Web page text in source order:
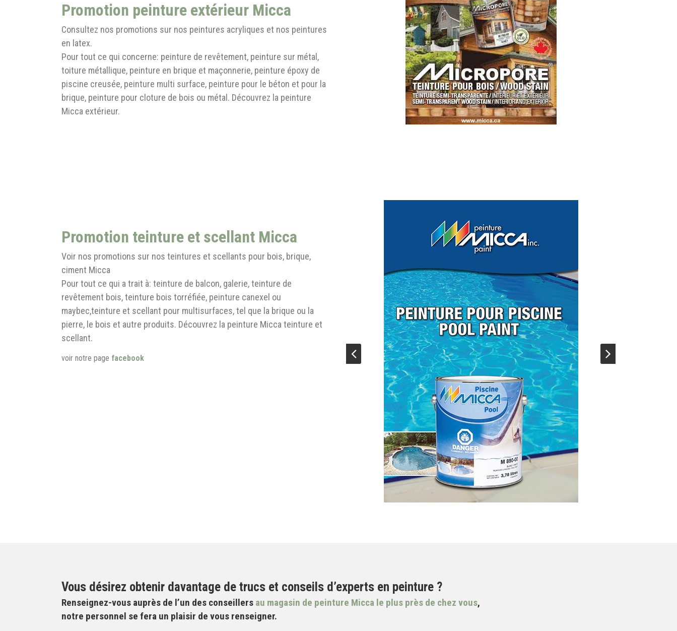
Promotion peinture extérieur Micca
Consultez nos promotions sur nos peintures acryliques et nos peintures
en latex.
Pour tout ce qui concerne: peinture de revêtement, peinture sur métal,
toiture métallique, peinture en brique et maçonnerie, peinture époxy de
piscine creusée, peinture multi surface, peinture pour le béton et pour la
brique, peinture pour cloture de bois ou métal. Découvrez la peinture
Micca extérieur.
Promotion teinture et scellant Micca
Voir nos promotions sur nos teintures et scellants pour bois, brique,
ciment Micca
Pour tout ce qui a trait à: teinture de balcon, galerie, teinture de
revêtement bois, teinture bois torréfiée, peinture canexel ou
maybec,teinture et scellant pour multisurfaces, tel que la brique ou la
pierre, le bois et autre produits. Découvrez la peinture Micca teinture et
scellant.
voir notre page facebook
Vous désirez obtenir davantage de trucs et conseils d’experts en peinture ?
Renseignez-vous auprès de l’un des conseillers au magasin de peinture Micca le plus près de chez vous,
notre personnel se fera un plaisir de vous renseigner.